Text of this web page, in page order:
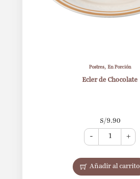
Postres, En Porción
Ecler de Chocolate
S/9.90
- +
Añadir al carrito